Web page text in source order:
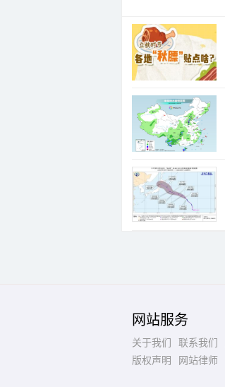
网站服务
关于我们 联系我们
版权声明
网站律师